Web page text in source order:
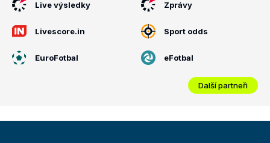
Live výsledky Zprávy
Livescore.in Sport odds
EuroFotbal eFotbal
Další partneři